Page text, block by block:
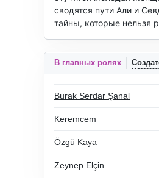
сводятся пути Али и
тайны, которые нельзя
В главных ролях
Burak Serdar Şanal
Keremcem
Özgü Kaya
Zeynep Elçin